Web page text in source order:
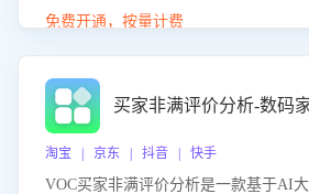
别客户情绪、归因争议根源，并客观评
能力，阻断差评扩散，维护品牌声誉，
续提升。
免费开通，按量计费
买家非满评价分析-数码
淘宝 | 京东 | 抖音 | 快手
VOC买家非满评价分析是一款基于AI